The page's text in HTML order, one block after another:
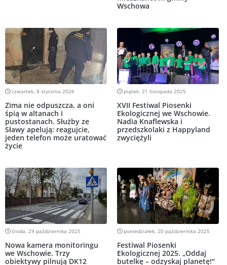
Wschowa
czwartek, 8 stycznia 2026
Zima nie odpuszcza, a oni
śpią w altanach i
pustostanach. Służby ze
Sławy apelują: reagujcie,
jeden telefon może uratować
życie
piątek, 21 listopada 2025
XVII Festiwal Piosenki
Ekologicznej we Wschowie.
Nadia Knaflewska i
przedszkolaki z Happyland
zwyciężyli
środa, 29 października 2025
Nowa kamera monitoringu
we Wschowie. Trzy
obiektywy pilnują DK12
poniedziałek, 20 października 2025
Festiwal Piosenki
Ekologicznej 2025. „Oddaj
butelkę – odzyskaj planetę!"